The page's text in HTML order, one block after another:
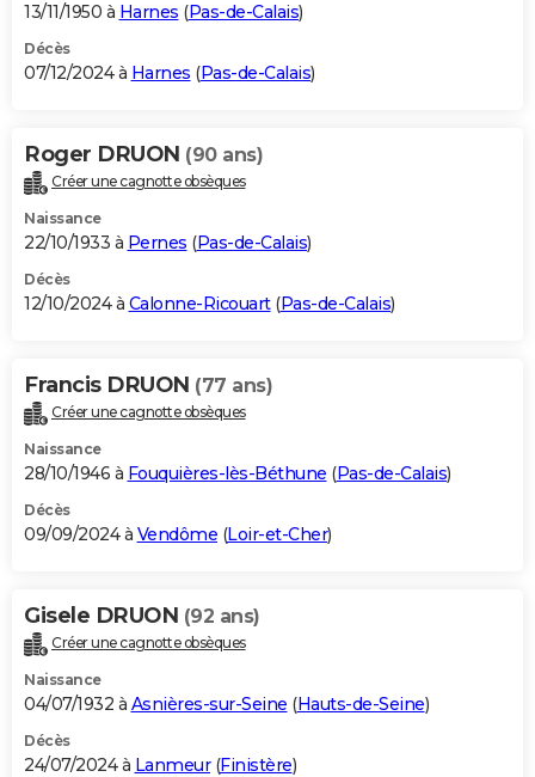
13/11/1950 à Harnes (Pas-de-Calais)
Décès
07/12/2024 à Harnes (Pas-de-Calais)
Roger DRUON (90 ans)
Créer une cagnotte obsèques
Naissance
22/10/1933 à Pernes (Pas-de-Calais)
Décès
12/10/2024 à Calonne-Ricouart(Pas-de-Calais)
Francis DRUON (77 ans)
Créer une cagnotte obsèques
Naissance
28/10/1946 à Fouquières-lès-Béthune (Pas-de-Calais)
Décès
09/09/2024 à Vendôme (Loir-et-Cher)
Gisele DRUON (92 ans)
Créer une cagnotte obsèques
Naissance
04/07/1932 à Asnières-sur-Seine (Hauts-de-Seine)
Décès
24/07/2024 à Lanmeur(Finistère)